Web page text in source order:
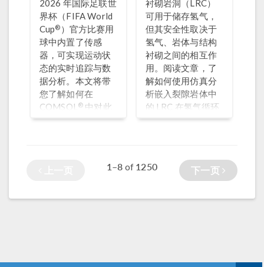
2026 年国际足联世
界杯（FIFA World
Cup® ）官方比赛用
球中内置了传感
器，可实现运动状
态的实时追踪与数
据分析。本文将带
您了解如何在
COMSOL ® 中对此
类传感器进行仿真
衬砌岩洞（LRC）
可用于储存氢气，
但其安全性取决于
氢气、岩体与结构
衬砌之间的相互作
用。阅读文章，了
解如何使用仿真分
析嵌入裂隙岩体中
的 LRC 在氢气循环
加压条件下的性能
1–8 of 1250 下一页